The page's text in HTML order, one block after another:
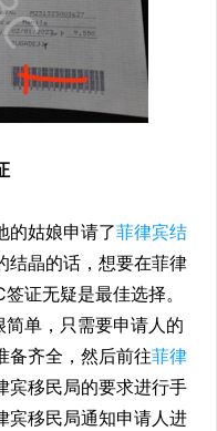
的姑娘申请了菲律宾结
结晶的话，想要在菲律
证无疑是最佳选择。
单，只需要申请人的
备齐全，然后前往菲律
宾移民局的要求进行手
宾移民局通知申请人进